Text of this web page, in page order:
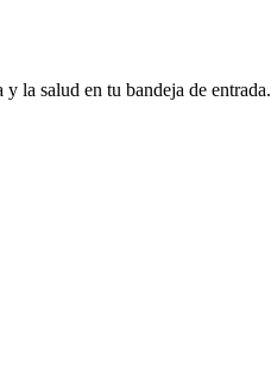
la salud en tu bandeja de entrada.